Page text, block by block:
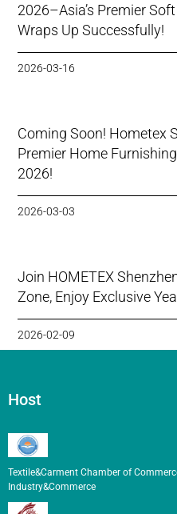
2026–Asia’s Premier
Wraps Up Successfully!
2026-03-16
Coming Soon! Hometex
Premier Home
2026!
2026-03-03
Join HOMETEX
Zone, Enjoy Exclusive
2026-02-09
Host
Textile&Carment Chamber of
Industry&Commerce